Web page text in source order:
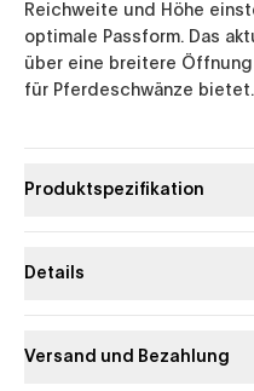
Reichweite und Höhe
optimale Passform. Das
über eine breitere
für Pferdeschwänze bietet.
Produktspezifikation
Details
Versand und Bezahlung